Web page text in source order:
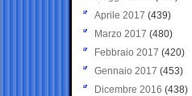
Aprile 2017 (439)
Marzo 2017 (480)
Febbraio 2017 (420)
Gennaio 2017 (453)
Dicembre 2016 (438)